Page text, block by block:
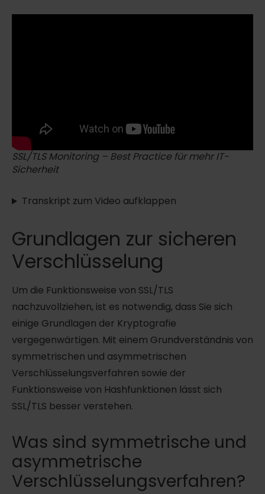
SSL/TLS Monitoring – Best Practice für mehr IT-
Sicherheit
Transkript zum Video aufklappen
Grundlagen zur sicheren
Verschlüsselung
Um die Funktionsweise von SSL/TLS
nachzuvollziehen, ist es notwendig, dass Sie sich
einige Grundlagen der Kryptografie
vergegenwärtigen. Mit einem Grundverständnis von
symmetrischen und asymmetrischen
Verschlüsselungsverfahren sowie der
Funktionsweise von Hashfunktionen lässt sich
SSL/TLS besser verstehen.
Was sind symmetrische und
asymmetrische
Verschlüsselungsverfahren?